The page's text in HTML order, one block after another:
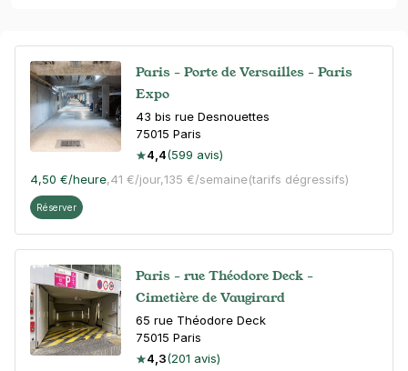
Paris - Porte de Versailles - Paris
Expo
43 bis rue Desnouettes
75015 Paris
4,4(599 avis)
4,50 €/heure,41 €/jour,135 €/semaine(tarifs dégressifs)
Réserver
Paris - rue Théodore Deck -
Cimetière de Vaugirard
65 rue Théodore Deck
75015 Paris
4,3(201 avis)